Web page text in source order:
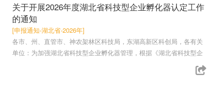
关于开展2026年度湖北省科技型企业孵化器认定工作
的通知
[申报通知-湖北省-2026年]
各市、州、直管市、神农架林区科技局，东湖高新区科创局，各有关
单位：为加强湖北省科技型企业孵化器管理，根据《湖北省科技型企